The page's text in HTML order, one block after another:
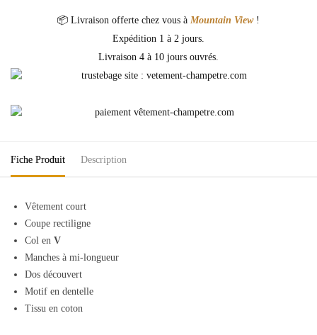
📦 Livraison offerte chez vous à Mountain View !
Expédition 1 à 2 jours.
Livraison 4 à 10 jours ouvrés.
Fiche Produit Description
Vêtement court
Coupe rectiligne
Col en V
Manches à mi-longueur
Dos découvert
Motif en dentelle
Tissu en coton